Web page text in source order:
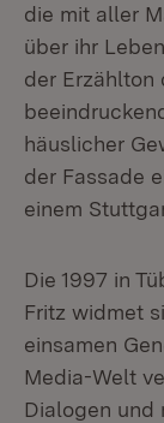
die mit aller
über ihr
der Erzählton
häuslicher
der Fassade
einem
Die 1997 in
Fritz widmet
einsamen
Media-Welt
Dialogen und